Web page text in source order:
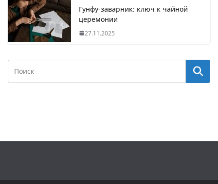
Гунфу-заварник: ключ к чайной
церемонии
27.11.2025